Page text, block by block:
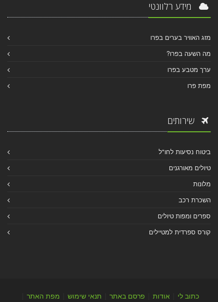
מידע רלוונטי
מזג האוויר בערים בפרו
מה השעה בפרו?
ערך מטבע בפרו
מפת פרו
שירותים
ביטוח נסיעות לחו"ל
טיולים מאורגנים
מלונות
השכרת רכב
ספרים ומפות טיולים
קורס ספרדית למטיילים
כתוב לי אודות פרסם באתר תנאי שימוש מפת האתר